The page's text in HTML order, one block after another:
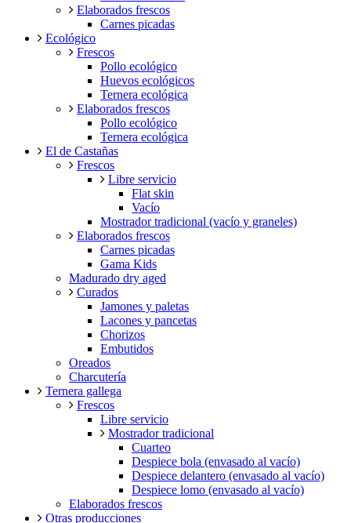
Elaborados frescos
Carnes picadas
Ecológico
Frescos
Pollo ecológico
Huevos ecológicos
Ternera ecológica
Elaborados frescos
Pollo ecológico
Ternera ecológica
El de Castañas
Frescos
Libre servicio
Flat skin
Vacío
Mostrador tradicional (vacío y graneles)
Elaborados frescos
Carnes picadas
Gama Kids
Madurado dry aged
Curados
Jamones y paletas
Lacones y pancetas
Chorizos
Embutidos
Oreados
Charcutería
Ternera gallega
Frescos
Libre servicio
Mostrador tradicional
Cuarteo
Despiece bola (envasado al vacío)
Despiece delantero (envasado al vacío)
Despiece lomo (envasado al vacío)
Elaborados frescos
Otras producciones